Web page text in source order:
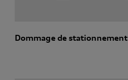
Dommage de stationnement